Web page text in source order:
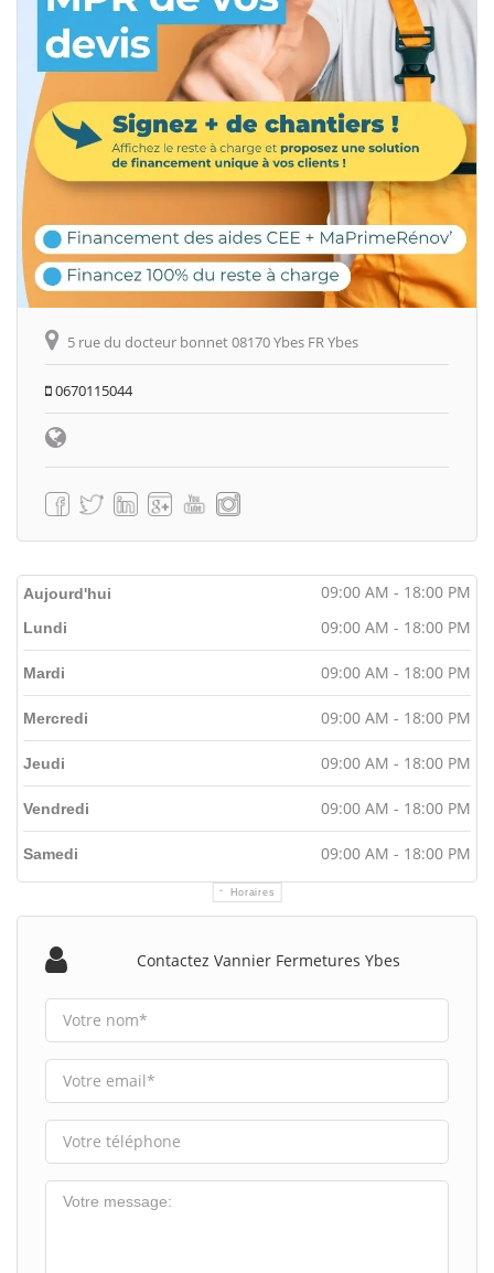
5 rue du docteur bonnet 08170 Ybes FR Ybes
0670115044
Aujourd'hui 09:00 AM - 18:00 PM
Horaires
Lundi 09:00 AM - 18:00 PM
Mardi 09:00 AM - 18:00 PM
Mercredi 09:00 AM - 18:00 PM
Jeudi 09:00 AM - 18:00 PM
Vendredi 09:00 AM - 18:00 PM
Samedi 09:00 AM - 18:00 PM
Contactez Vannier Fermetures Ybes